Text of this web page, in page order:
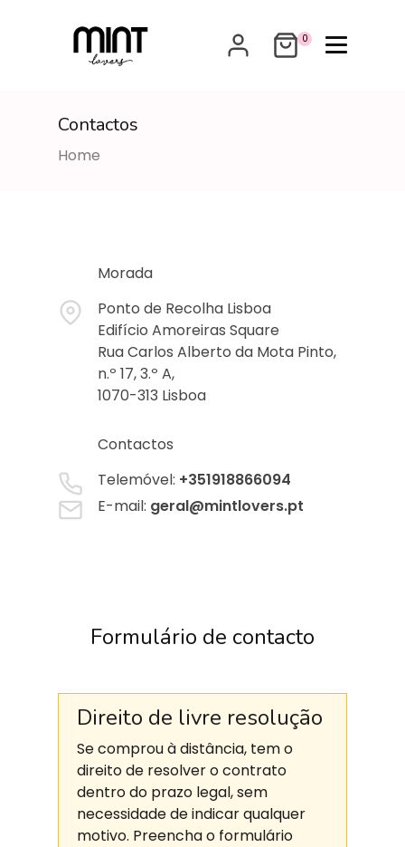
0
Contactos
Home
Morada
Ponto de Recolha Lisboa
Edifício Amoreiras Square
Rua Carlos Alberto da Mota Pinto,
n.º 17, 3.º A,
1070-313 Lisboa
Contactos
Telemóvel: +351918866094
E-mail: geral@mintlovers.pt
Formulário de contacto
Direito de livre resolução
Se comprou à distância, tem o
direito de resolver o contrato
dentro do prazo legal, sem
necessidade de indicar qualquer
motivo. Preencha o formulário